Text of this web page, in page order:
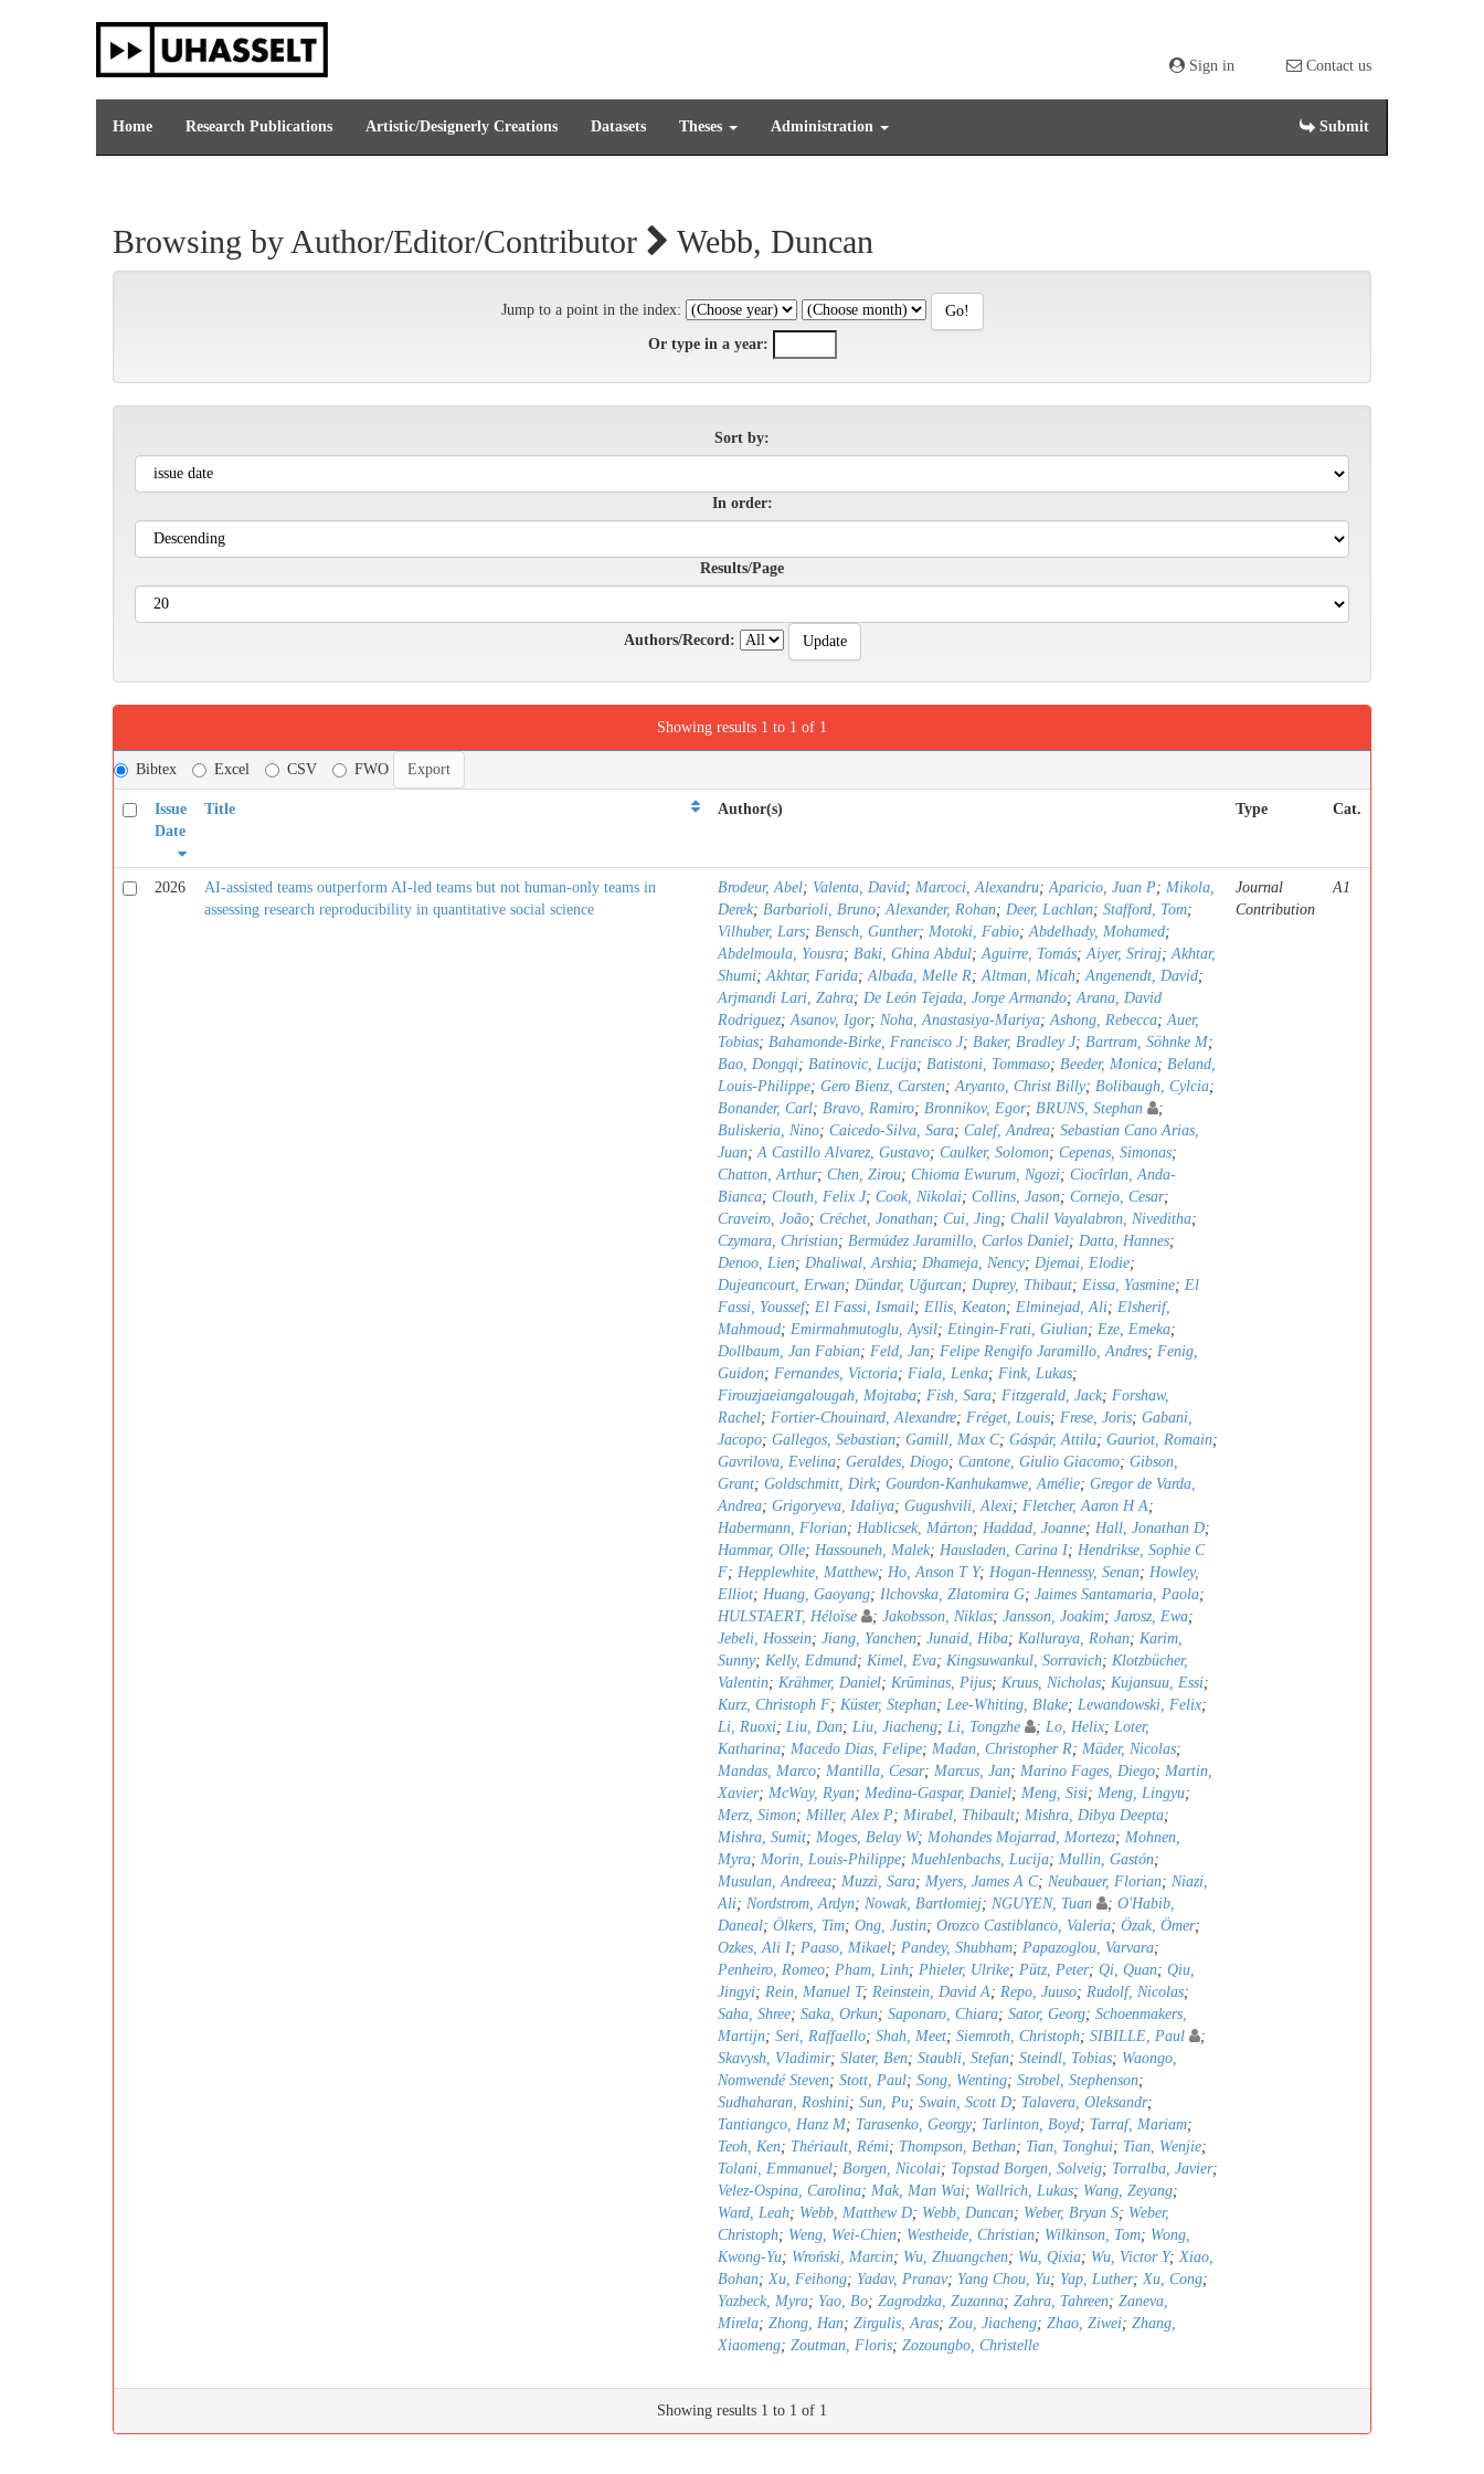
Sign in Contact us
Home Research Publications Artistic/Designerly Creations Datasets Theses Administration Submit
Browsing by Author/Editor/Contributor Webb, Duncan
Jump to a point in the index:
Or type in a year:
Sort by:
In order:
Results/Page
Authors/Record:
Showing results 1 to 1 of 1
Bibtex Excel CSV FWO
Issue
Date
Title Author(s) Type Cat.
2026
AI-assisted teams outperform AI-led teams but not human-only teams in
assessing research reproducibility in quantitative social science
Brodeur, Abel; Valenta, David; Marcoci, Alexandru;Aparicio, Juan P; Mikola,
Derek; Barbarioli, Bruno;Alexander, Rohan; Deer, Lachlan; Stafford, Tom;
Vilhuber, Lars; Bensch, Gunther; Motoki, Fabio;Abdelhady, Mohamed;
Abdelmoula, Yousra; Baki, Ghina Abdul;Aguirre, Tomás;Aiyer, Sriraj;Akhtar,
Shumi;Akhtar, Farida;Albada, Melle R;Altman, Micah;Angenendt, David;
Arjmandi Lari, Zahra; De León Tejada, Jorge Armando;Arana, David
Rodriguez;Asanov, Igor; Noha, Anastasiya-Mariya;Ashong, Rebecca;Auer,
Tobias; Bahamonde-Birke, Francisco J; Baker, Bradley J; Bartram, Söhnke M;
Bao, Dongqi; Batinovic, Lucija; Batistoni, Tommaso; Beeder, Monica; Beland,
Louis-Philippe; Gero Bienz, Carsten;Aryanto, Christ Billy; Bolibaugh, Cylcia;
Bonander, Carl; Bravo, Ramiro; Bronnikov, Egor; BRUNS, Stephan
;
Buliskeria, Nino; Caicedo-Silva, Sara; Calef, Andrea; Sebastian Cano Arias,
Juan;A Castillo Alvarez, Gustavo; Caulker, Solomon; Cepenas, Simonas;
Chatton, Arthur; Chen, Zirou; Chioma Ewurum, Ngozi; Ciocîrlan, Anda-
Bianca; Clouth, Felix J; Cook, Nikolai; Collins, Jason; Cornejo, Cesar;
Craveiro, João; Créchet, Jonathan; Cui, Jing; Chalil Vayalabron, Niveditha;
Czymara, Christian; Bermúdez Jaramillo, Carlos Daniel; Datta, Hannes;
Denoo, Lien; Dhaliwal, Arshia; Dhameja, Nency; Djemai, Elodie;
Dujeancourt, Erwan; Dündar, Uǧurcan; Duprey, Thibaut; Eissa, Yasmine; El
Fassi, Youssef; El Fassi, Ismail; Ellis, Keaton; Elminejad, Ali; Elsherif,
Mahmoud; Emirmahmutoglu, Aysil; Etingin-Frati, Giulian; Eze, Emeka;
Dollbaum, Jan Fabian; Feld, Jan; Felipe Rengifo Jaramillo, Andres; Fenig,
Guidon; Fernandes, Victoria; Fiala, Lenka; Fink, Lukas;
Firouzjaeiangalougah, Mojtaba; Fish, Sara; Fitzgerald, Jack; Forshaw,
Rachel; Fortier-Chouinard, Alexandre; Fréget, Louis; Frese, Joris; Gabani,
Jacopo; Gallegos, Sebastian; Gamill, Max C; Gáspár, Attila; Gauriot, Romain;
Gavrilova, Evelina; Geraldes, Diogo; Cantone, Giulio Giacomo; Gibson,
Grant; Goldschmitt, Dirk; Gourdon-Kanhukamwe, Amélie; Gregor de Varda,
Andrea; Grigoryeva, Idaliya; Gugushvili, Alexi; Fletcher, Aaron H A;
Habermann, Florian; Hablicsek, Márton; Haddad, Joanne; Hall, Jonathan D;
Hammar, Olle; Hassouneh, Malek; Hausladen, Carina I; Hendrikse, Sophie C
F; Hepplewhite, Matthew; Ho, Anson T Y; Hogan-Hennessy, Senan; Howley,
Elliot; Huang, Gaoyang; Ilchovska, Zlatomira G; Jaimes Santamaria, Paola;
HULSTAERT, Héloïse
; Jakobsson, Niklas; Jansson, Joakim; Jarosz, Ewa;
Jebeli, Hossein; Jiang, Yanchen; Junaid, Hiba; Kalluraya, Rohan; Karim,
Sunny; Kelly, Edmund; Kimel, Eva; Kingsuwankul, Sorravich; Klotzbücher,
Valentin; Krähmer, Daniel; Krūminas, Pijus; Kruus, Nicholas; Kujansuu, Essi;
Kurz, Christoph F; Küster, Stephan; Lee-Whiting, Blake; Lewandowski, Felix;
Li, Ruoxi; Liu, Dan; Liu, Jiacheng; Li, Tongzhe ; Lo, Helix; Loter,
Katharina; Macedo Dias, Felipe; Madan, Christopher R; Mäder, Nicolas;
Mandas, Marco; Mantilla, Cesar; Marcus, Jan; Marino Fages, Diego; Martin,
Xavier; McWay, Ryan; Medina-Gaspar, Daniel; Meng, Sisi; Meng, Lingyu;
Merz, Simon; Miller, Alex P; Mirabel, Thibault; Mishra, Dibya Deepta;
Mishra, Sumit; Moges, Belay W; Mohandes Mojarrad, Morteza; Mohnen,
Myra; Morin, Louis-Philippe; Muehlenbachs, Lucija; Mullin, Gastón;
Musulan, Andreea; Muzzì, Sara; Myers, James A C; Neubauer, Florian; Niazi,
Ali; Nordstrom, Ardyn; Nowak, Bartłomiej; NGUYEN, Tuan ; O'Habib,
Daneal; Ölkers, Tim; Ong, Justin; Orozco Castiblanco, Valeria; Özak, Ömer;
Ozkes, Ali I; Paaso, Mikael; Pandey, Shubham; Papazoglou, Varvara;
Penheiro, Romeo; Pham, Linh; Phieler, Ulrike; Pütz, Peter; Qi, Quan; Qiu,
Jingyi; Rein, Manuel T; Reinstein, David A; Repo, Juuso; Rudolf, Nicolas;
Saha, Shree; Saka, Orkun; Saponaro, Chiara; Sator, Georg; Schoenmakers,
Martijn; Seri, Raffaello; Shah, Meet; Siemroth, Christoph; SIBILLE, Paul
;
Skavysh, Vladimir; Slater, Ben; Staubli, Stefan; Steindl, Tobias; Waongo,
Nomwendé Steven; Stott, Paul; Song, Wenting; Strobel, Stephenson;
Sudhaharan, Roshini; Sun, Pu; Swain, Scott D; Talavera, Oleksandr;
Tantiangco, Hanz M; Tarasenko, Georgy; Tarlinton, Boyd; Tarraf, Mariam;
Teoh, Ken; Thériault, Rémi; Thompson, Bethan; Tian, Tonghui; Tian, Wenjie;
Tolani, Emmanuel; Borgen, Nicolai; Topstad Borgen, Solveig; Torralba, Javier;
Velez-Ospina, Carolina; Mak, Man Wai; Wallrich, Lukas; Wang, Zeyang;
Ward, Leah; Webb, Matthew D; Webb, Duncan; Weber, Bryan S; Weber,
Christoph; Weng, Wei-Chien; Westheide, Christian; Wilkinson, Tom; Wong,
Kwong-Yu; Wroński, Marcin; Wu, Zhuangchen; Wu, Qixia; Wu, Victor Y;Xiao,
Bohan;Xu, Feihong; Yadav, Pranav; Yang Chou, Yu; Yap, Luther;Xu, Cong;
Yazbeck, Myra; Yao, Bo; Zagrodzka, Zuzanna; Zahra, Tahreen; Zaneva,
Mirela; Zhong, Han; Zirgulis, Aras; Zou, Jiacheng; Zhao, Ziwei; Zhang,
Xiaomeng; Zoutman, Floris; Zozoungbo, Christelle
Journal
Contribution
A1
Showing results 1 to 1 of 1